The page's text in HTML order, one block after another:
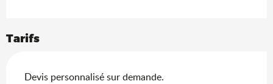
Tarifs
Devis personnalisé sur demande.